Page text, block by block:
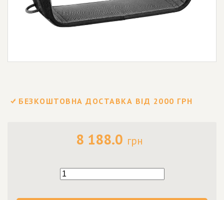
БЕЗКОШТОВНА ДОСТАВКА ВІД 2000 ГРН
8 188.0 грн